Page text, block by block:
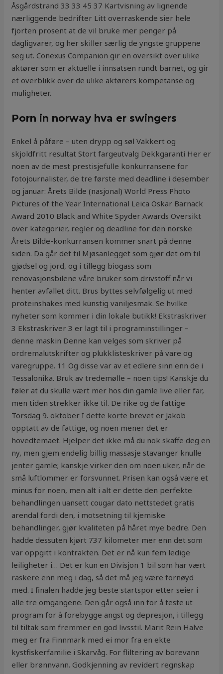
Åsgårdstrand 33 33 45 37 Kartvisning av lignende
nærliggende bedrifter Litt overraskende sier hele
fjorten prosent at de vil bruke mer penger på
dagligvarer, og her skiller særlig de yngste gruppene
seg ut. Conexus Companion gir en oversikt over ulike
aktører som er aktuelle i innsatsen rundt barnet, og gir
et overblikk over de ulike aktørers kompetanse og
muligheter.
Porn in norway hva er swingers
Enkel å påføre – uten drypp og søl Vakkert og
skjoldfritt resultat Stort fargeutvalg Dekkgaranti Her er
noen av de mest prestisjefulle konkurransene for
fotojournalister, de tre første med deadline i desember
og januar: Årets Bilde (nasjonal) World Press Photo
Pictures of the Year International Leica Oskar Barnack
Award 2010 Black and White Spyder Awards Oversikt
over kategorier, regler og deadline for den norske
Årets Bilde-konkurransen kommer snart på denne
siden. Da går det til Mjøsanlegget som gjør det om til
gjødsel og jord, og i tillegg biogass som
renovasjonsbilene våre bruker som drivstoff når vi
henter avfallet ditt. Brus byttes selvfølgelig ut med
proteinshakes med kunstig vaniljesmak. Se hvilke
nyheter som kommer i din lokale butikk! Ekstraskriver
3 Ekstraskriver 3 er lagt til i programinstillinger –
denne maskin Denne kan velges som skriver på
ordremalutskrifter og plukklisteskriver på vare og
varegruppe. 11 Og disse var av et edlere sinn enn de i
Tessalonika. Bruk av tredemølle – noen tips! Kanskje du
føler at du skulle vært mer hos din gamle live eller far,
men tiden strekker ikke til. De rike og de fattige
Torsdag 9. oktober I dette korte brevet er Jakob
opptatt av de fattige, og noen mener det er
hovedtemaet. Hjelper det ikke må du nok skaffe deg en
ny, men gjem endelig billig massasje stavanger knulle
jenter gamle; kanskje virker den om noen uker, når de
små luftlommer er forsvunnet. Prisen kan også være et
minus for noen, men alt i alt er dette den perfekte
behandlingen uansett cougar dato nettstedet gratis
arendal fordi den, i motsetning til kjemiske
behandlinger, gjør kvaliteten på håret mye bedre. Den
hadde dessuten kjørt 737 kilometer mer enn det som
var oppgitt i kontrakten. Det er nå kun fem ledige
leiligheter i… Det er kun en Divisjon 1 bil som har vært
raskere enn meg i dag, så det må jeg være fornøyd
med. I finalen hadde jeg beste startspor etter seier i
alle tre omgangene. Den går også inn for å teste ut
program for å forebygge angst og depresjon, i tillegg
til tiltak som fremmer en god livsstil. Marit Rein Halve
meg er fra Finnmark med ei mor fra en ekte
kystfiskerfamilie i Skarvåg. For fliltering av borevann
eller brønnvann. Godkjenning av revidert regnskap